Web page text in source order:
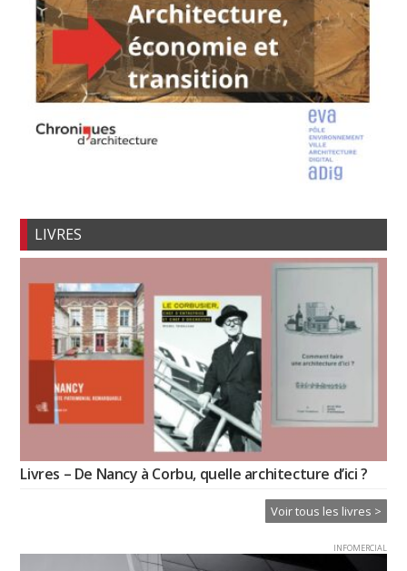
LIVRES
Livres – De Nancy à Corbu, quelle architecture d’ici ?
Voir tous les livres >
INFOMERCIAL